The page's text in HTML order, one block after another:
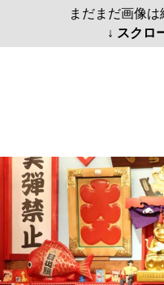
まだまだ画像は
↓ スクロ